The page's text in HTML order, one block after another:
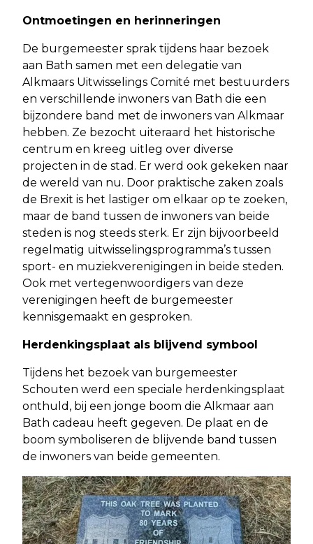
Ontmoetingen en herinneringen
De burgemeester sprak tijdens haar bezoek
aan Bath samen met een delegatie van
Alkmaars Uitwisselings Comité met bestuurders
en verschillende inwoners van Bath die een
bijzondere band met de inwoners van Alkmaar
hebben. Ze bezocht uiteraard het historische
centrum en kreeg uitleg over diverse
projecten in de stad. Er werd ook gekeken naar
de wereld van nu. Door praktische zaken zoals
de Brexit is het lastiger om elkaar op te zoeken,
maar de band tussen de inwoners van beide
steden is nog steeds sterk. Er zijn bijvoorbeeld
regelmatig uitwisselingsprogramma’s tussen
sport- en muziekverenigingen in beide steden.
Ook met vertegenwoordigers van deze
verenigingen heeft de burgemeester
kennisgemaakt en gesproken.
Herdenkingsplaat als blijvend symbool
Tijdens het bezoek van burgemeester
Schouten werd een speciale herdenkingsplaat
onthuld, bij een jonge boom die Alkmaar aan
Bath cadeau heeft gegeven. De plaat en de
boom symboliseren de blijvende band tussen
de inwoners van beide gemeenten.